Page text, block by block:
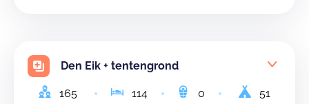
Den Eik + tentengrond
165 114 0
51